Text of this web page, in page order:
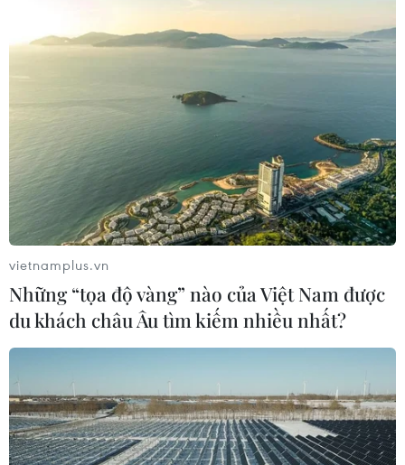
vietnamplus.vn
Những “tọa độ vàng” nào của Việt Nam được
du khách châu Âu tìm kiếm nhiều nhất?